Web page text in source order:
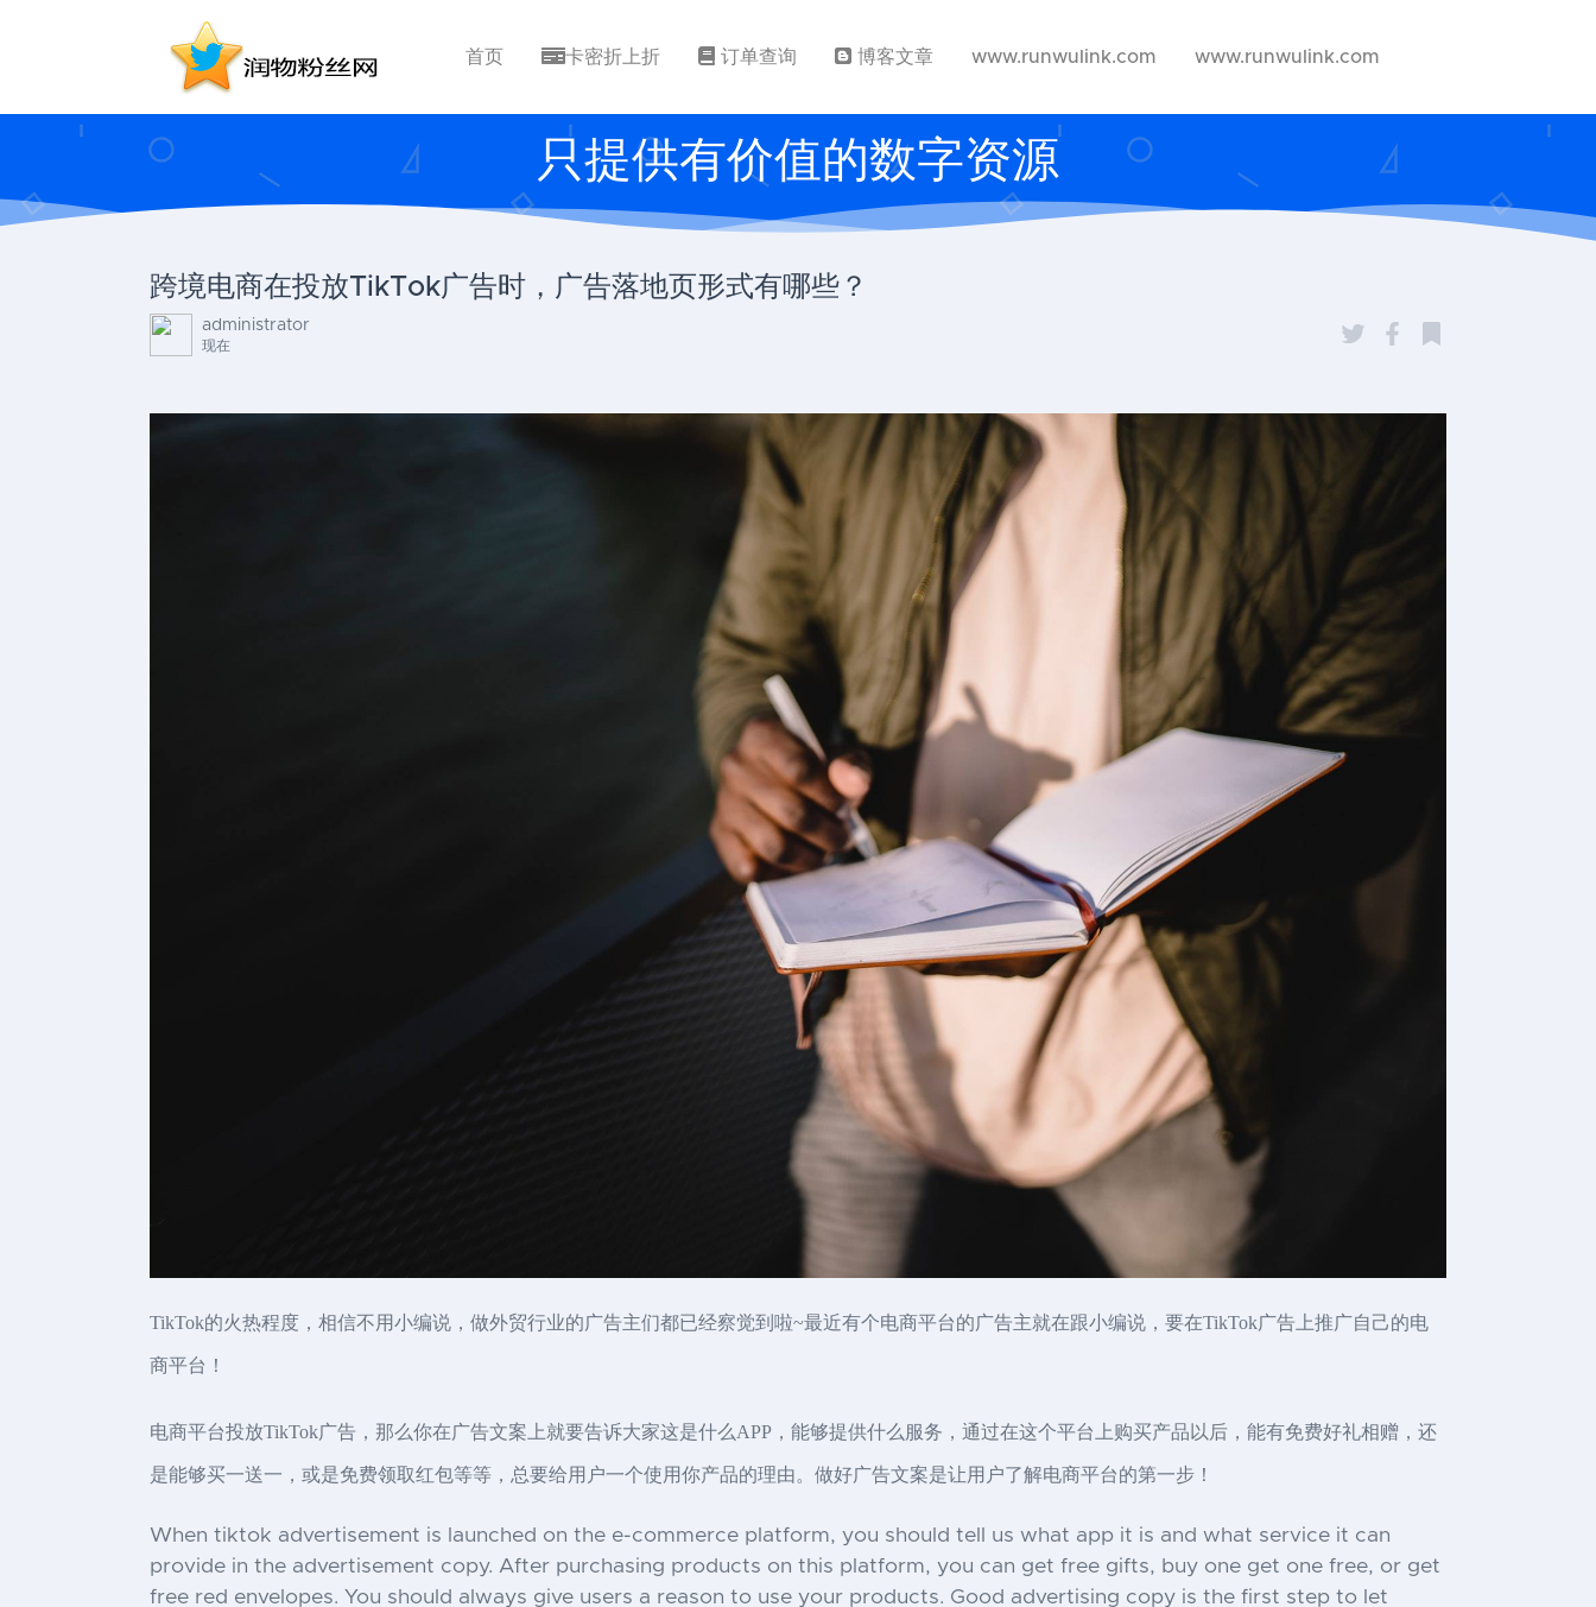
首页 卡密折上折 订单查询 博客文章 www.runwulink.com www.runwulink.com
只提供有价值的数字资源
跨境电商在投放TikTok广告时，广告落地页形式有哪些？
administrator
现在
TikTok的火热程度，相信不用小编说，做外贸行业的广告主们都已经察觉到啦~最近有个电商平台的广告主就在跟小编说，要在TikTok广告上推广自己的电
商平台！
电商平台投放TikTok广告，那么你在广告文案上就要告诉大家这是什么APP，能够提供什么服务，通过在这个平台上购买产品以后，能有免费好礼相赠，还
是能够买一送一，或是免费领取红包等等，总要给用户一个使用你产品的理由。做好广告文案是让用户了解电商平台的第一步！
When tiktok advertisement is launched on the e-commerce platform, you should tell us what app it is and what service it can
provide in the advertisement copy. After purchasing products on this platform, you can get free gifts, buy one get one free, or get
free red envelopes. You should always give users a reason to use your products. Good advertising copy is the first step to let